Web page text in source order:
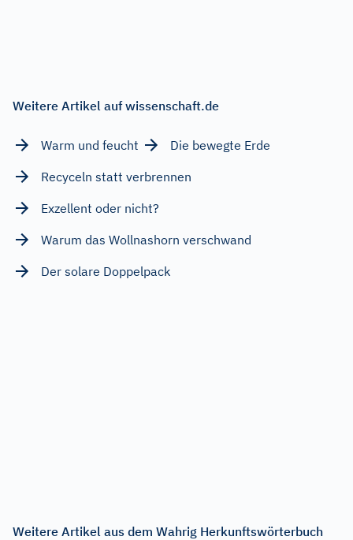
Weitere Artikel auf wissenschaft.de
Warm und feucht
Die bewegte Erde
Recyceln statt verbrennen
Exzellent oder nicht?
Warum das Wollnashorn verschwand
Der solare Doppelpack
Weitere Artikel aus dem Wahrig Herkunftswörterbuch